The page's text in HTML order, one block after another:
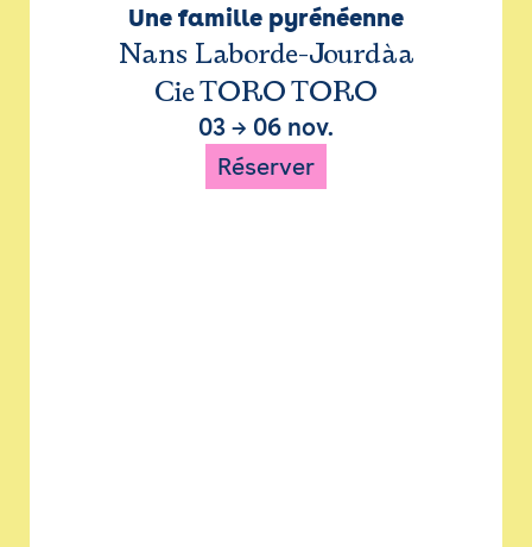
Une famille pyrénéenne
Nans Laborde-Jourdàa
Cie TORO TORO
03 → 06 nov.
Réserver